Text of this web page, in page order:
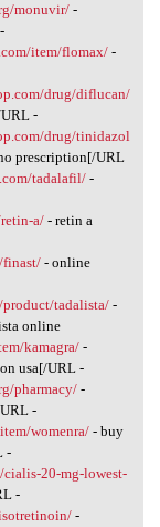
monuvir/-
item/flomax/-
drug/diflucan/
-
drug/tinidazol
prescription[/URL
tadalafil/-
a/- retin a
finast/- online
tadalista/-
online
kamagra/-
usa[/URL -
pharmacy/-
-
womenra/- buy
-
20-mg-lowest-
-
-